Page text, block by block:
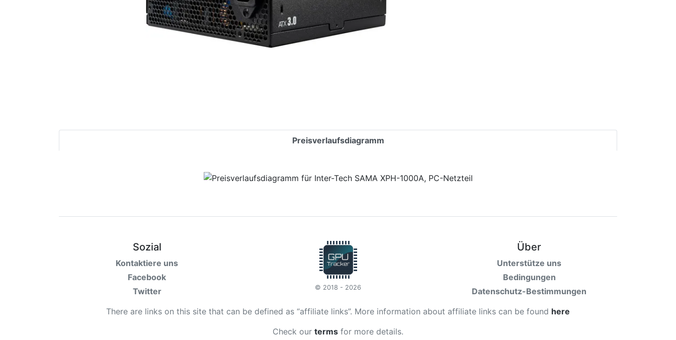
Preisverlaufsdiagramm
Sozial
Kontaktiere uns
Facebook
Twitter
© 2018 - 2026
Über
Unterstütze uns
Bedingungen
Datenschutz-Bestimmungen
There are links on this site that can be defined as “affiliate links”. More information about affiliate links can be found here
Check our terms for more details.